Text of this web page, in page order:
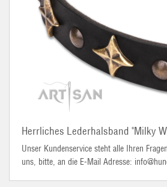
Herrliches Lederhalsband "Milky
Unser Kundenservice steht alle Ihren
uns, bitte, an die E-Mail Adresse: